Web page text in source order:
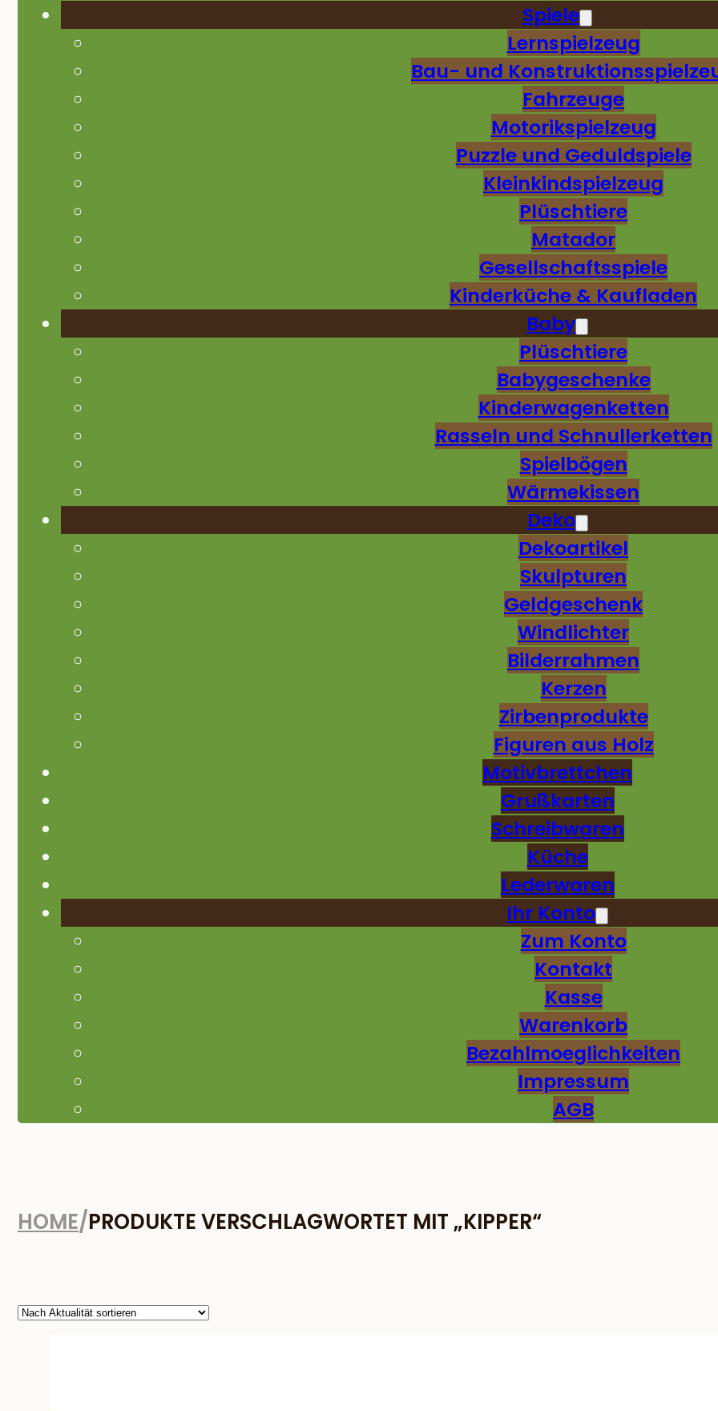
Spiele
Lernspielzeug
Bau- und
Fahrzeuge
Motorikspielzeug
Puzzle und Geduldspiele
Kleinkindspielzeug
Plüschtiere
Matador
Gesellschaftsspiele
Kinderküche & Kaufladen
Baby
Plüschtiere
Babygeschenke
Kinderwagenketten
Rasseln und Schnullerketten
Spielbögen
Wärmekissen
Deko
Dekoartikel
Skulpturen
Geldgeschenk
Windlichter
Bilderrahmen
Kerzen
Zirbenprodukte
Figuren aus Holz
Motivbrettchen
Grußkarten
Schreibwaren
Küche
Lederwaren
Ihr Konto
Zum Konto
Kontakt
Kasse
Warenkorb
Bezahlmoeglichkeiten
Impressum
AGB
HOME/PRODUKTE VERSCHLAGWORTET MIT „KIPPER“